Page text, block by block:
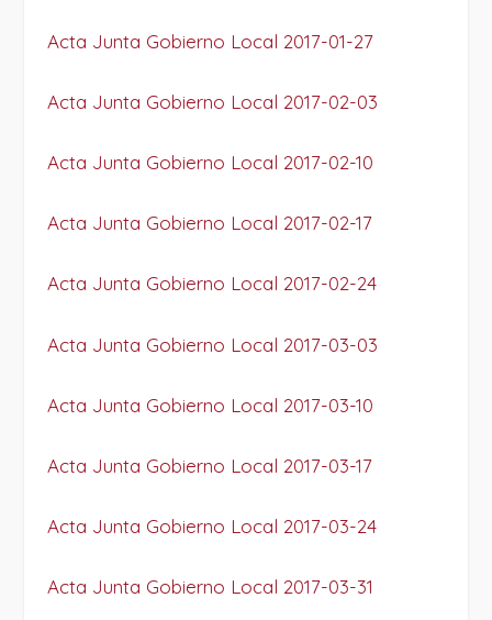
Acta Junta Gobierno Local 2017-01-27
Acta Junta Gobierno Local 2017-02-03
Acta Junta Gobierno Local 2017-02-10
Acta Junta Gobierno Local 2017-02-17
Acta Junta Gobierno Local 2017-02-24
Acta Junta Gobierno Local 2017-03-03
Acta Junta Gobierno Local 2017-03-10
Acta Junta Gobierno Local 2017-03-17
Acta Junta Gobierno Local 2017-03-24
Acta Junta Gobierno Local 2017-03-31